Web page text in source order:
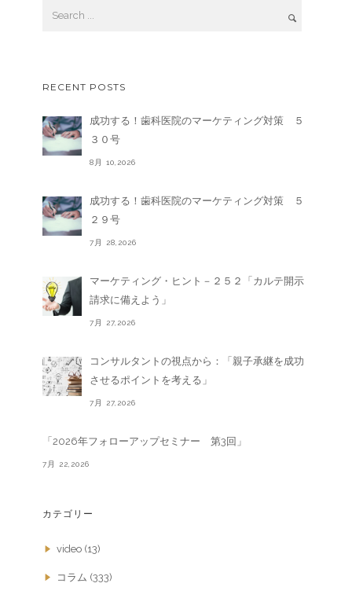
RECENT POSTS
成功する！歯科医院のマーケティング対策 ５
３０号
8月 10,2026
成功する！歯科医院のマーケティング対策 ５
２９号
7月 28,2026
マーケティング・ヒント－２５２「カルテ開示
請求に備えよう」
7月 27,2026
コンサルタントの視点から：「親子承継を成功
させるポイントを考える」
7月 27,2026
「2026年フォローアップセミナー 第3回」
7月 22,2026
カテゴリー
video (13)
コラム (333)